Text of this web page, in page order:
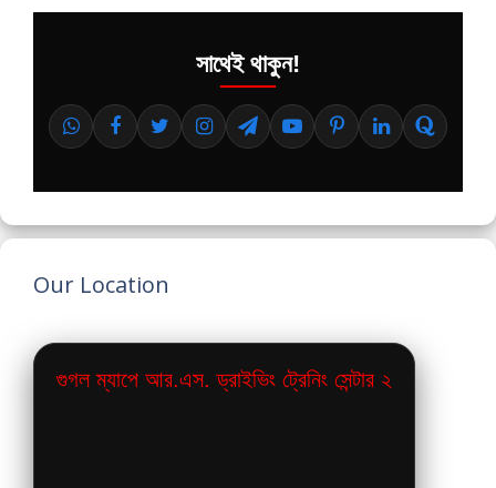
সাথেই থাকুন!
Our Location
গুগল ম্যাপে আর.এস. ড্রাইভিং ট্রেনিং সেন্টার ২